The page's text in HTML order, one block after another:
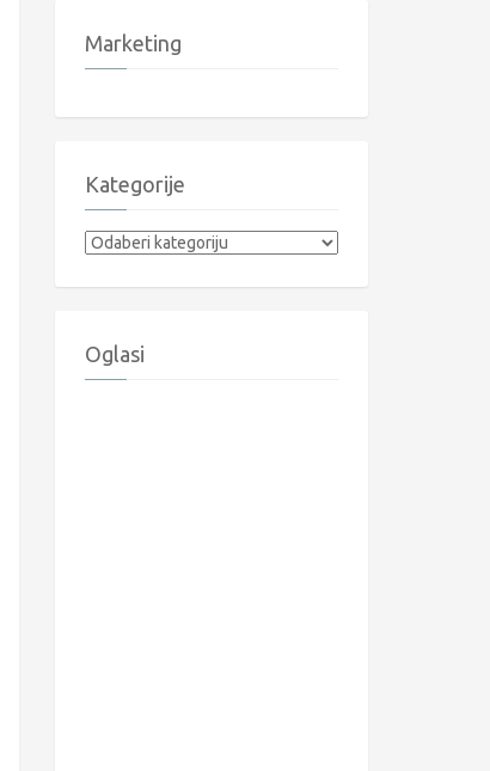
Marketing
Kategorije
Kategorije
Oglasi